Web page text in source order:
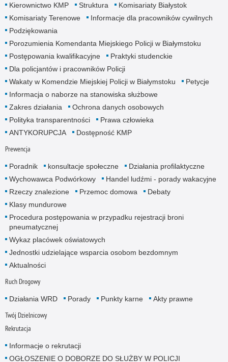
Kierownictwo KMP Struktura
Komisariaty Białystok
Komisariaty Terenowe
Informacje dla pracowników cywilnych
Podziękowania
Porozumienia Komendanta Miejskiego Policji w Białymstoku
Postępowania kwalifikacyjne
Praktyki studenckie
Dla policjantów i pracowników Policji
Wakaty w Komendzie Miejskiej Policji w Białymstoku
Petycje
Informacja o naborze na stanowiska służbowe
Zakres działania
Ochrona danych osobowych
Polityka transparentności
Prawa człowieka
ANTYKORUPCJA
Dostępność KMP
Prewencja
Poradnik konsultacje społeczne
Działania profilaktyczne
Wychowawca Podwórkowy
Handel ludźmi - porady wakacyjne
Rzeczy znalezione
Przemoc domowa
Debaty
Klasy mundurowe
Procedura postępowania w przypadku rejestracji broni
pneumatycznej
Wykaz placówek oświatowych
Jednostki udzielające wsparcia osobom bezdomnym
Aktualności
Ruch Drogowy
Działania WRD Porady Punkty karne Akty prawne
Twój Dzielnicowy
Rekrutacja
Informacje o rekrutacji
OGŁOSZENIE O DOBORZE DO SŁUŻBY W POLICJI